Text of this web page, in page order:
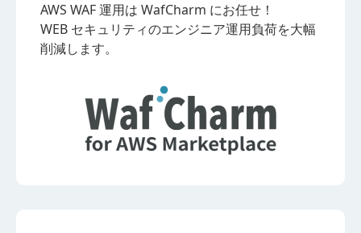
AWS WAF 運用は WafCharm にお任せ！
WEB セキュリティのエンジニア運用負荷を大幅
削減します。